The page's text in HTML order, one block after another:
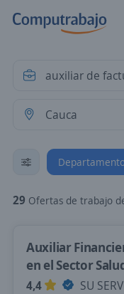
29 Ofertas de trabajo de auxiliar
Auxiliar
en el Sector
4,4
SU